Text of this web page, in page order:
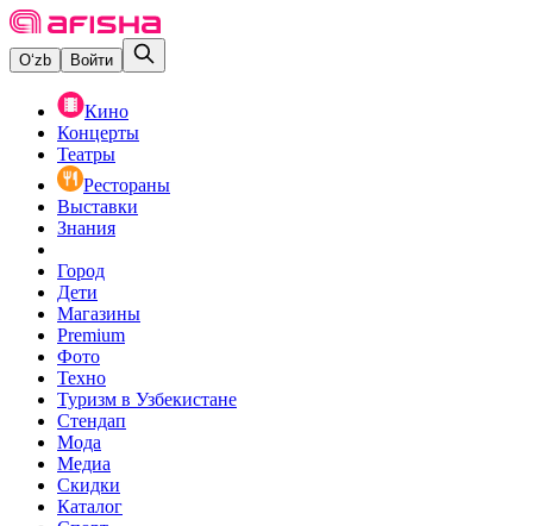
O‘zb Войти
Кино
Концерты
Театры
Рестораны
Выставки
Знания
Город
Дети
Магазины
Premium
Фото
Техно
Туризм в Узбекистане
Стендап
Мода
Медиа
Скидки
Каталог